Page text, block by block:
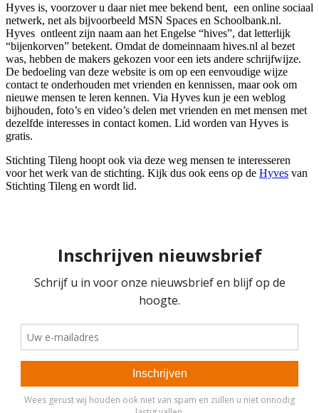
Hyves is, voorzover u daar niet mee bekend bent, een online sociaal
netwerk, net als bijvoorbeeld MSN Spaces en Schoolbank.nl.
Hyves ontleent zijn naam aan het Engelse “hives”, dat letterlijk
“bijenkorven” betekent. Omdat de domeinnaam hives.nl al bezet
was, hebben de makers gekozen voor een iets andere schrijfwijze.
De bedoeling van deze website is om op een eenvoudige wijze
contact te onderhouden met vrienden en kennissen, maar ook om
nieuwe mensen te leren kennen. Via Hyves kun je een weblog
bijhouden, foto’s en video’s delen met vrienden en met mensen met
dezelfde interesses in contact komen. Lid worden van Hyves is
gratis.
Stichting Tileng hoopt ook via deze weg mensen te interesseren
voor het werk van de stichting. Kijk dus ook eens op de Hyves van
Stichting Tileng en wordt lid.